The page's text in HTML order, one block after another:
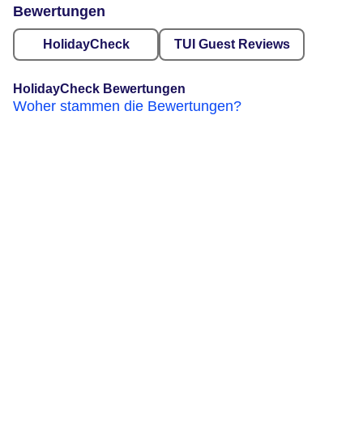
Bewertungen
HolidayCheck TUI Guest Reviews
HolidayCheck Bewertungen
Woher stammen die Bewertungen?